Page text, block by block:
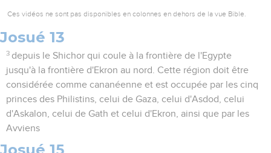
Ces vidéos ne sont pas disponibles en colonnes en dehors de la vue Bible.
Josué 13
3 depuis le Shichor qui coule à la frontière de l'Egypte
jusqu'à la frontière d'Ekron au nord. Cette région doit être
considérée comme cananéenne et est occupée par les cinq
princes des Philistins, celui de Gaza, celui d'Asdod, celui
d'Askalon, celui de Gath et celui d'Ekron, ainsi que par les
Avviens